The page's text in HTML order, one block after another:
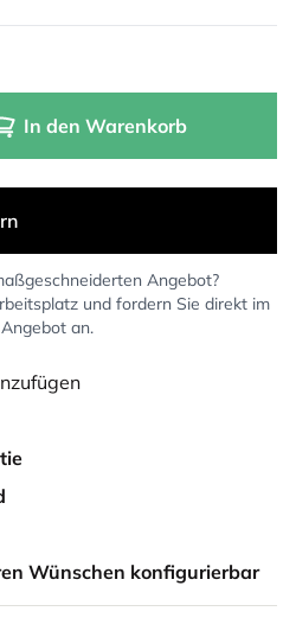
In den Warenkorb
Angebot?
und fordern Sie direkt im
an.
Wünschen konfigurierbar